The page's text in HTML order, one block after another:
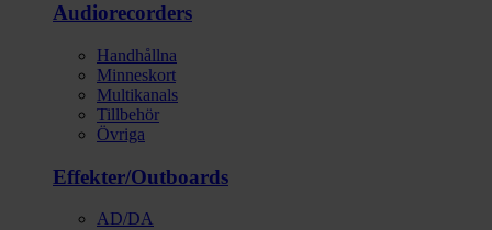
Audiorecorders
Handhållna
Minneskort
Multikanals
Tillbehör
Övriga
Effekter/Outboards
AD/DA